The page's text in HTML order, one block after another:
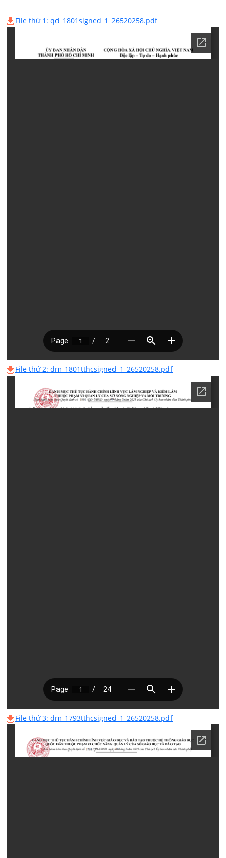
File thứ 1: qd_1801signed_1_26520258.pdf
File thứ 2: dm_1801tthcsigned_1_26520258.pdf
File thứ 3: dm_1793tthcsigned_1_26520258.pdf